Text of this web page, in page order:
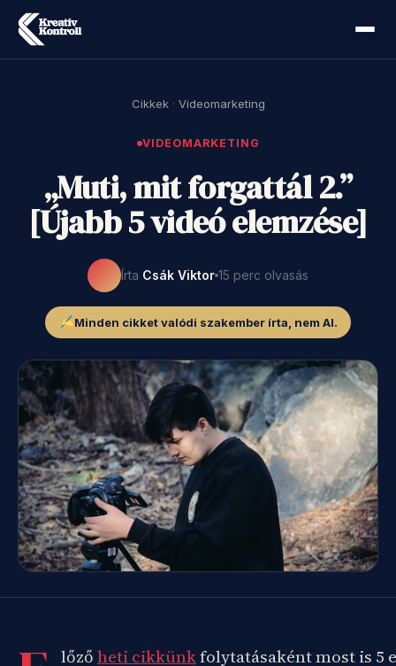
Cikkek · Videomarketing
VIDEOMARKETING
„Muti, mit forgattál 2.”
[Újabb 5 videó elemzése]
Írta Csák Viktor 15 perc olvasás
Minden cikket valódi szakember írta, nem AI.
lőzőheti cikkünkfolytatásaként most is 5